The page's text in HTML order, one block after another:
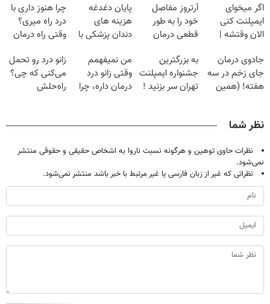
اگر میخوای
ایمپلنت کنی
الان وقتشه |
میلیون تومان!!!
آرتروز مفاصل
خود را به طور
قطعی درمان
◂پرسش‌نامه▸
پایان دغدغه
هزینه های
دندان پزشکی با
خانگی
چرا هنوز داری با
درد راه میری؟
وقتی راه درمان
جادوی درمان
جای زخم در سه
هفته! (همین
به بزرگترین
جشنواره ایمپلنت
تهران سر بزنید !
من نمیفهمم
وقتی زانو درد
درمان داره، چرا
زانو درد رو تحمل
می‌کنی که چی؟
راه‌حلش
نظر شما
نظرات حاوی توهین و هرگونه نسبت ناروا به اشخاص حقیقی و حقوقی منتشر
نمی‌شود.
نظراتی که غیر از زبان فارسی یا غیر مرتبط با خبر باشد منتشر نمی‌شود.